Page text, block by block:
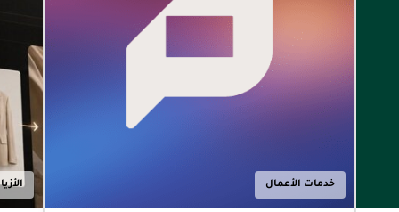
شراكة بين
و"بايمنتولوجي"
حلول الدفع